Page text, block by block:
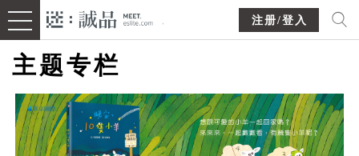
注册/登入
主题专栏